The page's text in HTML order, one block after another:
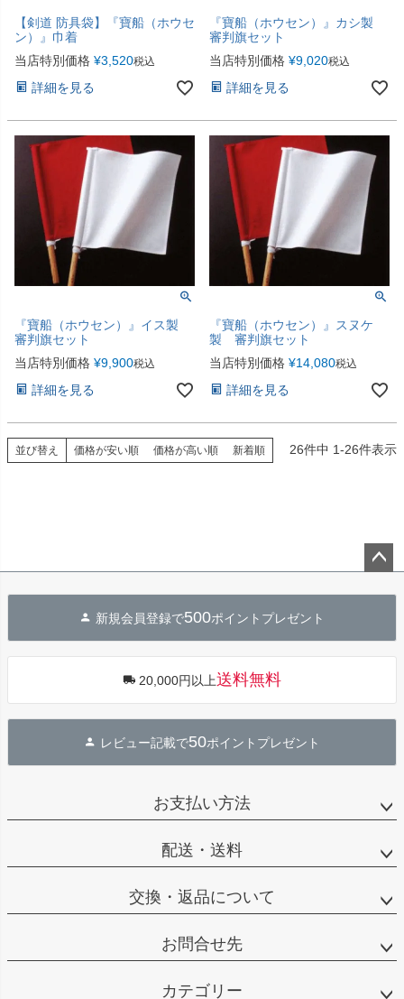
【剣道 防具袋】『寶船（ホウセ
ン）』巾着
当店特別価格 ¥3,520税込
詳細を見る
『寶船（ホウセン）』カシ製
審判旗セット
当店特別価格 ¥9,020税込
詳細を見る
『寶船（ホウセン）』イス製
審判旗セット
当店特別価格 ¥9,900税込
詳細を見る
『寶船（ホウセン）』スヌケ
製 審判旗セット
当店特別価格 ¥14,080税込
詳細を見る
並び替え 価格が安い順 価格が高い順 新着順 26件中 1-26件表示
へ
新規会員登録で500ポイントプレゼント
20,000円以上送料無料
レビュー記載で50ポイントプレゼント
お支払い方法
配送・送料
交換・返品について
お問合せ先
カテゴリー